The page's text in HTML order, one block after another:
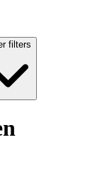
filters